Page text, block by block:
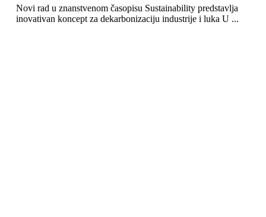
Novi rad u znanstvenom časopisu Sustainability predstavlja
inovativan koncept za dekarbonizaciju industrije i luka U ...